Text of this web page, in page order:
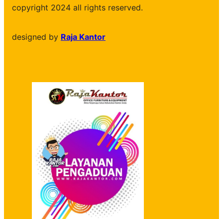
copyright 2024 all rights reserved.
designed by Raja Kantor